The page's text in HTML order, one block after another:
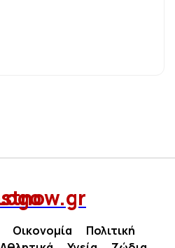
Οικονομία
Πολιτική